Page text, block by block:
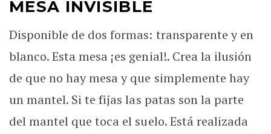
MESA INVISIBLE
Disponible de dos formas: transparente y en
blanco. Esta mesa ¡es genial!. Crea la ilusión
de que no hay mesa y que simplemente hay
un mantel. Si te fijas las patas son la parte
del mantel que toca el suelo. Está realizada